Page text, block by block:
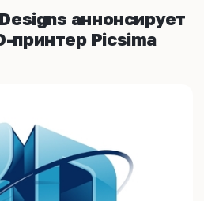
аннонсирует
принтер Picsima